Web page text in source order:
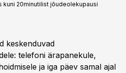
kuni 20minutilist jõudeolekupausi
keskenduvad
telefoni ärapanekule,
ja iga päev samal ajal